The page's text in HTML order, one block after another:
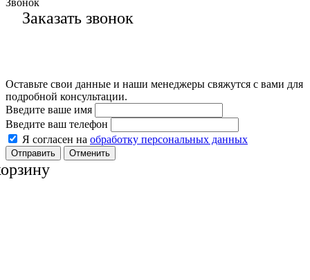
Звонок
Заказать звонок
Оставьте свои данные и наши менеджеры свяжутся с вами для
подробной консультации.
Введите ваше имя
Введите ваш телефон
Я согласен на обработку персональных данных
Отменить